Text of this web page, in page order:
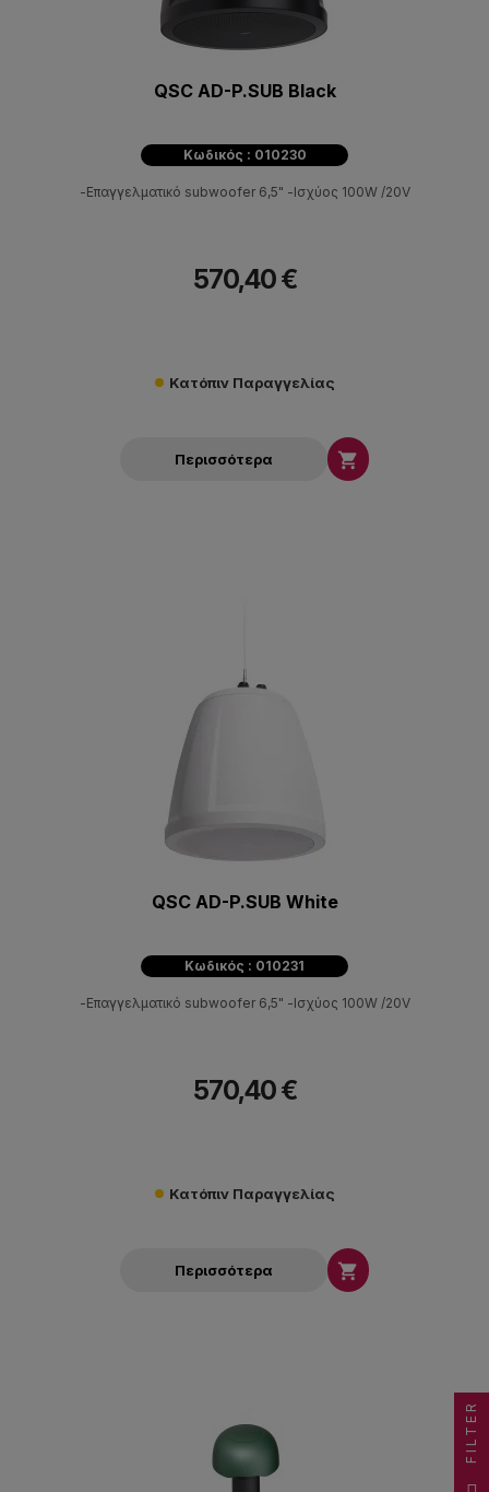
QSC AD-P.SUB Black
Κωδικός : 010230
-Επαγγελματικό subwoofer 6,5" -Ισχύος 100W /20V
570,40 €
Κατόπιν Παραγγελίας
Περισσότερα 
QSC AD-P.SUB White
Κωδικός : 010231
-Επαγγελματικό subwoofer 6,5" -Ισχύος 100W /20V
570,40 €
Κατόπιν Παραγγελίας
Περισσότερα 
FILTER